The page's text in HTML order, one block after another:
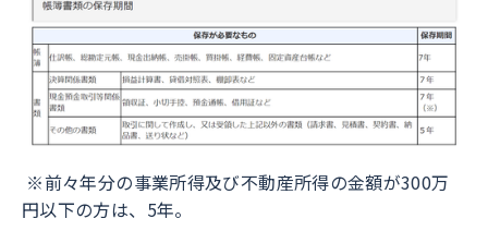
※前々年分の事業所得及び不動産所得の金額が300万
円以下の方は、5年。